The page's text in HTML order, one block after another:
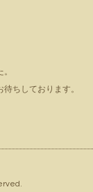
ちしております。